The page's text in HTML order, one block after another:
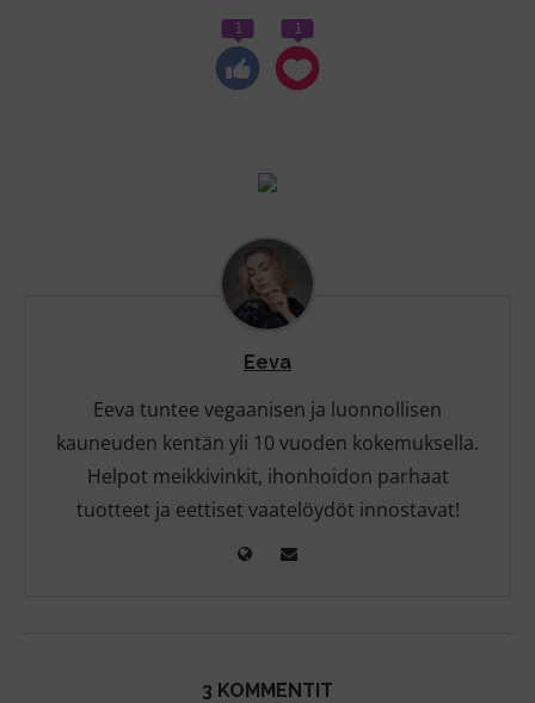
1 1
Eeva
Eeva tuntee vegaanisen ja luonnollisen
kauneuden kentän yli 10 vuoden kokemuksella.
Helpot meikkivinkit, ihonhoidon parhaat
tuotteet ja eettiset vaatelöydöt innostavat!
3 KOMMENTIT